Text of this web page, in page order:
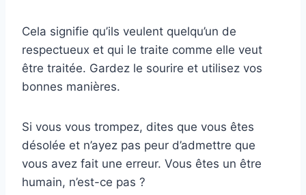
Cela signifie qu’ils veulent quelqu’un de
respectueux et qui le traite comme elle veut
être traitée. Gardez le sourire et utilisez vos
bonnes manières.
Si vous vous trompez, dites que vous êtes
désolée et n’ayez pas peur d’admettre que
vous avez fait une erreur. Vous êtes un être
humain, n’est-ce pas ?